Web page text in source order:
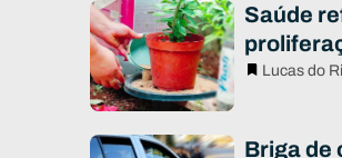
Saúde
Lucas do
Briga de